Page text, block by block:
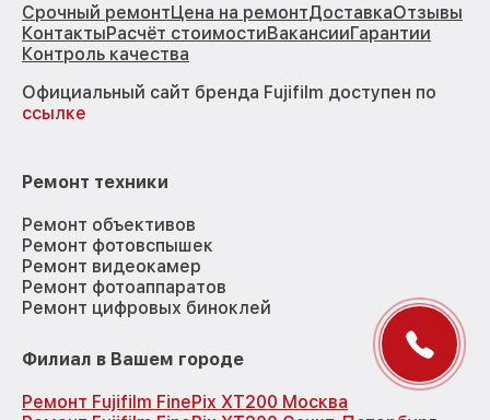
Срочный ремонтЦена на ремонтДоставкаОтзывы
КонтактыРасчёт стоимостиВакансииГарантии
Контроль качества
Официальный сайт бренда Fujifilm доступен по
ссылке
Ремонт техники
Ремонт объективов
Ремонт фотовспышек
Ремонт видеокамер
Ремонт фотоаппаратов
Ремонт цифровых биноклей
Филиал в Вашем городе
Ремонт Fujifilm FinePix XT200 Москва